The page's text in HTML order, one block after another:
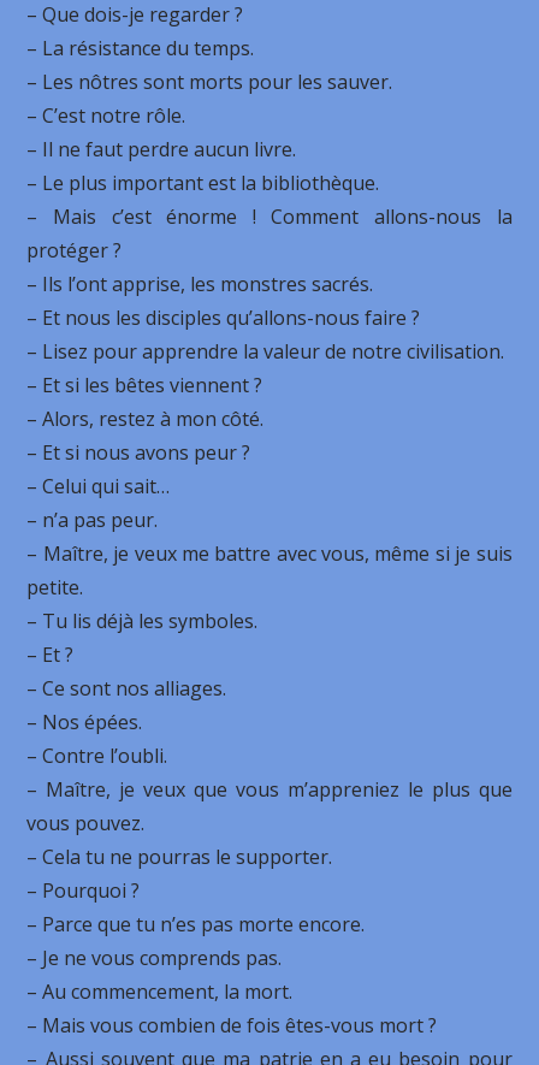
– Que dois-je regarder ?
– La résistance du temps.
– Les nôtres sont morts pour les sauver.
– C’est notre rôle.
– Il ne faut perdre aucun livre.
– Le plus important est la bibliothèque.
– Mais c’est énorme ! Comment allons-nous la
protéger ?
– Ils l’ont apprise, les monstres sacrés.
– Et nous les disciples qu’allons-nous faire ?
– Lisez pour apprendre la valeur de notre civilisation.
– Et si les bêtes viennent ?
– Alors, restez à mon côté.
– Et si nous avons peur ?
– Celui qui sait…
– n’a pas peur.
– Maître, je veux me battre avec vous, même si je suis
petite.
– Tu lis déjà les symboles.
– Et ?
– Ce sont nos alliages.
– Nos épées.
– Contre l’oubli.
– Maître, je veux que vous m’appreniez le plus que
vous pouvez.
– Cela tu ne pourras le supporter.
– Pourquoi ?
– Parce que tu n’es pas morte encore.
– Je ne vous comprends pas.
– Au commencement, la mort.
– Mais vous combien de fois êtes-vous mort ?
– Aussi souvent que ma patrie en a eu besoin pour